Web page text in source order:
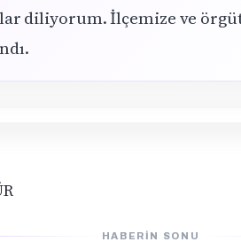
diliyorum. İlçemize ve
HABERIN SONU